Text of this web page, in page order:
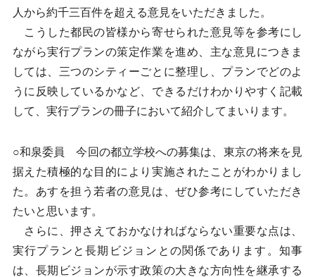
人から約千三百件を超える意見をいただきました。
こうした都民の皆様から寄せられた意見等を参考にし
ながら実行プランの策定作業を進め、主な意見につきま
しては、三つのシティーごとに整理し、プランでどのよ
うに反映しているかなど、できるだけわかりやすく記載
して、実行プランの冊子において紹介してまいります。
○和泉委員 今回の都立学校への募集は、東京の将来を見
据えた積極的な目的により実施されたことがわかりまし
た。あすを担う若者の意見は、ぜひ参考にしていただき
たいと思います。
さらに、押さえておかなければならない重要な点は、
実行プランと長期ビジョンとの関係であります。知事
は、長期ビジョンが示す政策の大きな方向性を継承する